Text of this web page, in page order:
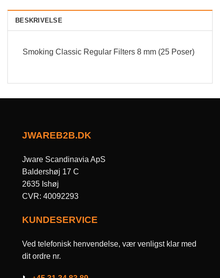
BESKRIVELSE
Smoking Classic Regular Filters 8 mm (25 Poser)
JWAREB2B.DK
Jware Scandinavia ApS
Baldershøj 17 C
2635 Ishøj
CVR: 40092293
KUNDESERVICE
Ved telefonisk henvendelse, vær venligst klar med
dit ordre nr.